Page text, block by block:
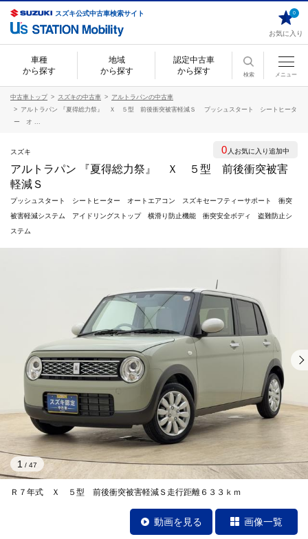
スズキ公式中古車検索サイト
お気に入り
0
車種
から探す
地域
から探す
認定中古車
から探す
検索 メニュー
中古車トップ スズキの中古車
アルトラパンの中古車
アルトラパン 『夏得総力祭』 Ｘ ５型 前後衝突被害軽減Ｓ プッシュスタート シートヒータ
ー オ ...
スズキ
アルトラパン 『夏得総力祭』 Ｘ ５型 前後衝突被害
軽減Ｓ
プッシュスタート シートヒーター オートエアコン スズキセーフティーサポート 衝突
被害軽減システム アイドリングストップ 横滑り防止機能 衝突安全ボディ 盗難防止シ
ステム
Ｒ７年式 Ｘ ５型 前後衝突被害軽減Ｓ走行距離６３３ｋｍ
1 / 47
動画を見る 画像一覧
0 人お気に入り追加中